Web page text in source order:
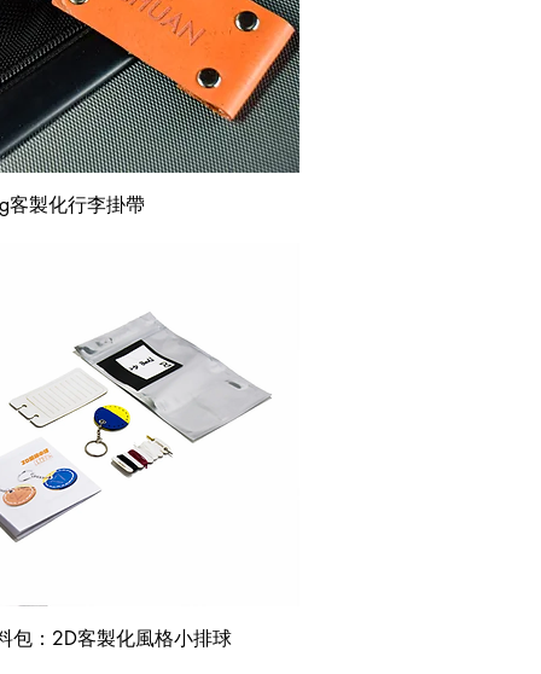
快速瀏覽
客製化行李掛帶
快速瀏覽
包：2D客製化風格小排球